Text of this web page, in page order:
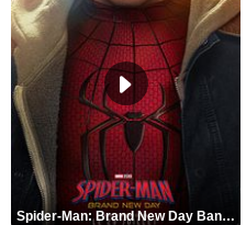
Spider-Man: Brand New Day Bande-annonce VO STFR